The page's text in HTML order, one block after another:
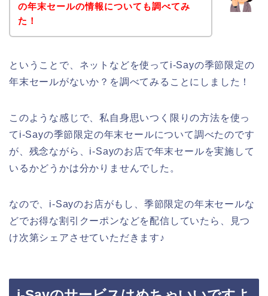
の年末セールの情報についても調べてみ
た！
ということで、ネットなどを使ってi-Sayの季節限定の
年末セールがないか？を調べてみることにしました！
このような感じで、私自身思いつく限りの方法を使っ
てi-Sayの季節限定の年末セールについて調べたのです
が、残念ながら、i-Sayのお店で年末セールを実施して
いるかどうかは分かりませんでした。
なので、i-Sayのお店がもし、季節限定の年末セールな
どでお得な割引クーポンなどを配信していたら、見つ
け次第シェアさせていただきます♪